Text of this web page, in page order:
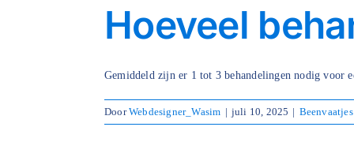
Hoeveel
Gemiddeld zijn er 1 tot 3 behandelingen nodig voor
DoorWebdesigner_Wasim | juli 10, 2025 | Beenvaatjes